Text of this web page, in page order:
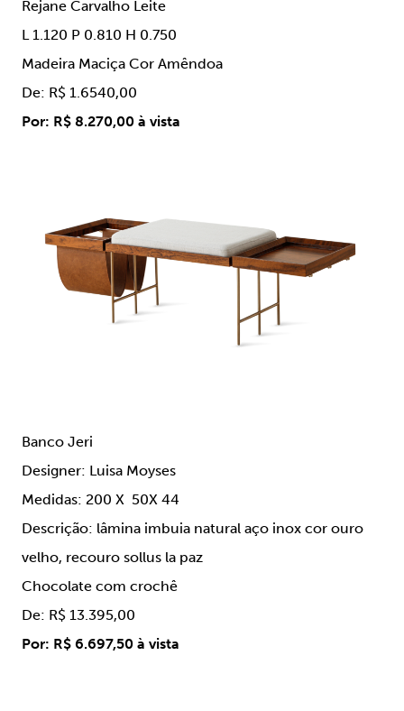
Rejane Carvalho Leite
L 1.120 P 0.810 H 0.750
Madeira Maciça Cor Amêndoa
De: R$ 1.6540,00
Por: R$ 8.270,00 à vista
Banco Jeri
Designer: Luisa Moyses
Medidas: 200 X 50X 44
Descrição: lâmina imbuia natural aço inox cor ouro
velho, recouro sollus la paz
Chocolate com crochê
De: R$ 13.395,00
Por: R$ 6.697,50 à vista